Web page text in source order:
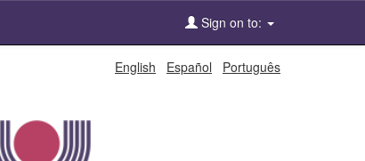
Sign on to:
English Español Português